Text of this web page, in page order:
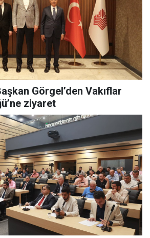
Görgel’den Vakıflar
ziyaret